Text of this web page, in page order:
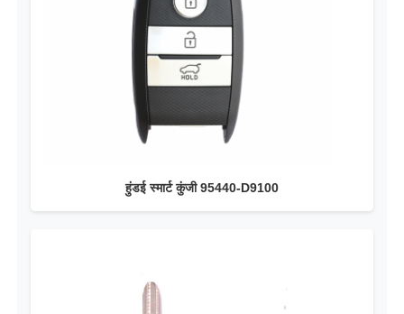
कार की चाबी का ब्लेड
सिंगल एंगल फ्रिलिंग कटर
कार की चाबी प्रोग्रामर
KEYDIY स्मार्ट कुंजी
हुंडई स्मार्ट कुंजी 95440-D9100